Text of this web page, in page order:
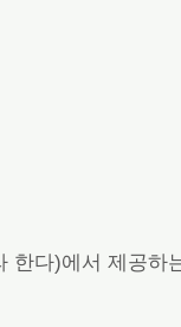
다)에서 제공하